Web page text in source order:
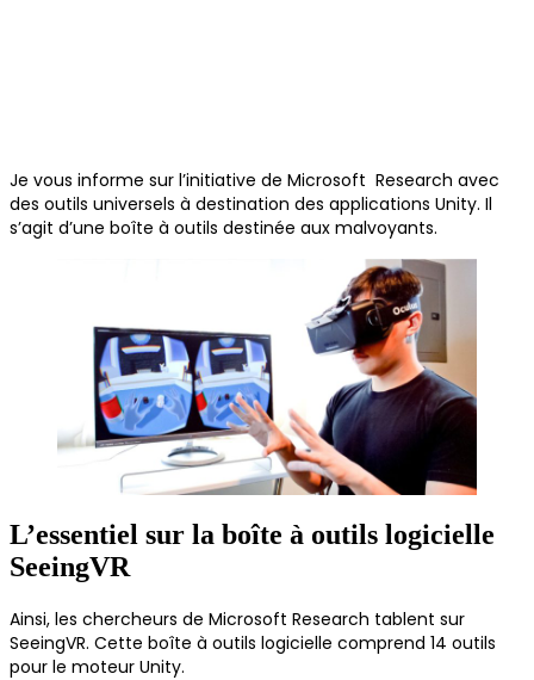
Je vous informe sur l’initiative de Microsoft Research avec
des outils universels à destination des applications Unity. Il
s’agit d’une boîte à outils destinée aux malvoyants.
L’essentiel sur la boîte à outils logicielle
SeeingVR
Ainsi, les chercheurs de Microsoft Research tablent sur
SeeingVR. Cette boîte à outils logicielle comprend 14 outils
pour le moteur Unity.